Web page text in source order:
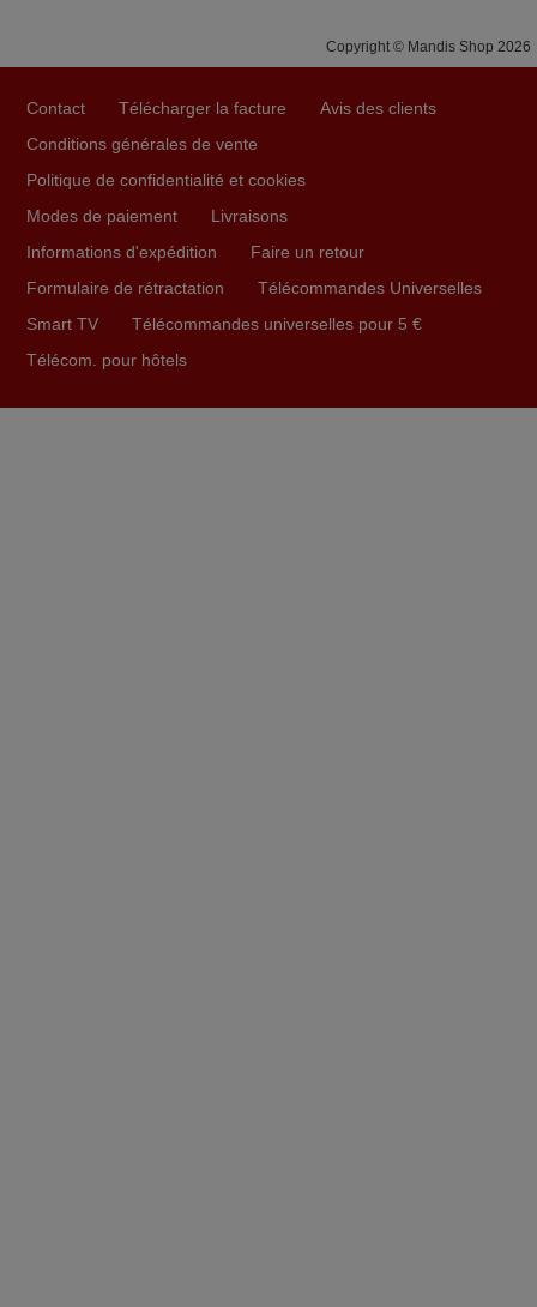
Super Service
La telecommande fonctionne tres bien, et service rapide
Copyright © Mandis Shop 2026
Contact Télécharger la facture
Avis des clients
Conditions générales de vente
Politique de confidentialité et cookies
Modes de paiement
Livraisons
Informations d'expédition
Faire un retour
Formulaire de rétractation
Télécommandes Universelles
Smart TV
Télécommandes universelles pour 5 €
Télécom. pour hôtels